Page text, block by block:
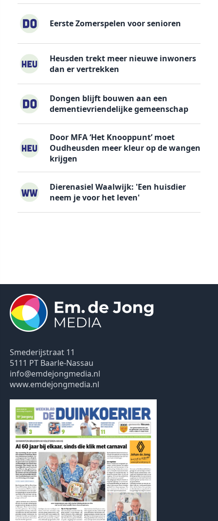
Eerste Zomerspelen voor senioren
Heusden trekt meer nieuwe inwoners
dan er vertrekken
Dongen blijft bouwen aan een
dementievriendelijke gemeenschap
Door MFA ‘Het Knooppunt’ moet
Oudheusden meer kleur op de wangen
krijgen
Dierenasiel Waalwijk: 'Een huisdier
neem je voor het leven'
Smederijstraat 11
5111 PT Baarle-Nassau
info@emdejongmedia.nl
www.emdejongmedia.nl